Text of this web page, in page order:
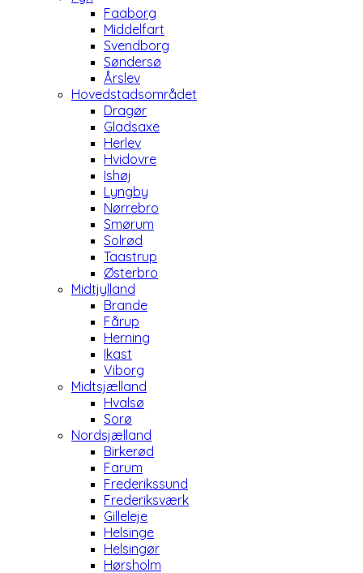
Faaborg
Middelfart
Svendborg
Søndersø
Årslev
Hovedstadsområdet
Dragør
Gladsaxe
Herlev
Hvidovre
Ishøj
Lyngby
Nørrebro
Smørum
Solrød
Taastrup
Østerbro
Midtjylland
Brande
Fårup
Herning
Ikast
Viborg
Midtsjælland
Hvalsø
Sorø
Nordsjælland
Birkerød
Farum
Frederikssund
Frederiksværk
Gilleleje
Helsinge
Helsingør
Hørsholm